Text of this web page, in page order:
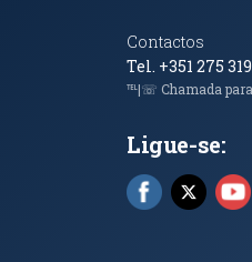
Contactos
Tel. +351 275
℡|☏ Chamada
Ligue-se:
Facebook
X